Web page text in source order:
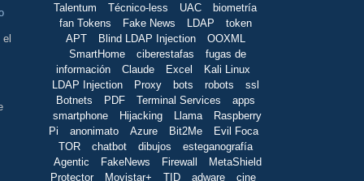
Talentum Técnico-less UAC
biometría
fan Tokens
Fake News LDAP
token
APT
Blind LDAP Injection
OOXML
SmartHome
ciberestafas
fugas de
información
Claude Excel
Kali Linux
LDAP Injection
Proxy bots robots
ssl
Botnets
PDF Terminal Services
apps
smartphone
Hijacking Llama
Raspberry
Pi
anonimato Azure Bit2Me
Evil Foca
TOR
chatbot dibujos
esteganografía
Agentic
FakeNews Firewall
MetaShield
Protector
Movistar+ TID adware
cine